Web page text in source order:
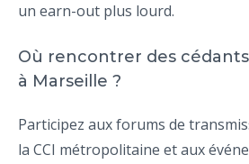
un earn-out plus lourd.
Où rencontrer des
à Marseille ?
Participez aux forums de
la CCI métropolitaine et aux